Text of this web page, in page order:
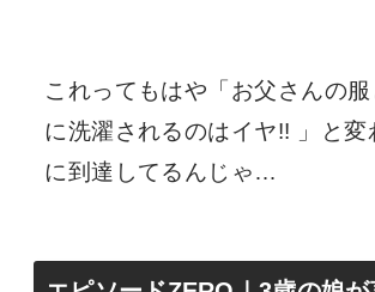
これってもはや「お父さんの服
に洗濯されるのはイヤ!! 」と変
に到達してるんじゃ…